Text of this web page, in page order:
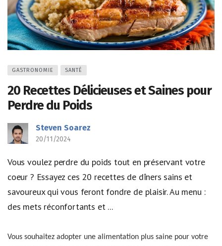
GASTRONOMIE SANTÉ
20 Recettes Délicieuses et Saines pour
Perdre du Poids
Steven Soarez
20/11/2024
Vous voulez perdre du poids tout en préservant votre
coeur ? Essayez ces 20 recettes de dîners sains et
savoureux qui vous feront fondre de plaisir. Au menu :
des mets réconfortants et ...
Vous souhaitez adopter une alimentation plus saine pour votre